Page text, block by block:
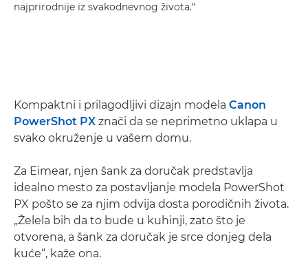
najprirodnije iz svakodnevnog života.“
Kompaktni i prilagodljivi dizajn modela Canon
PowerShot PX znači da se neprimetno uklapa u
svako okruženje u vašem domu.
Za Eimear, njen šank za doručak predstavlja
idealno mesto za postavljanje modela PowerShot
PX pošto se za njim odvija dosta porodičnih života.
„Želela bih da to bude u kuhinji, zato što je
otvorena, a šank za doručak je srce donjeg dela
kuće“, kaže ona.